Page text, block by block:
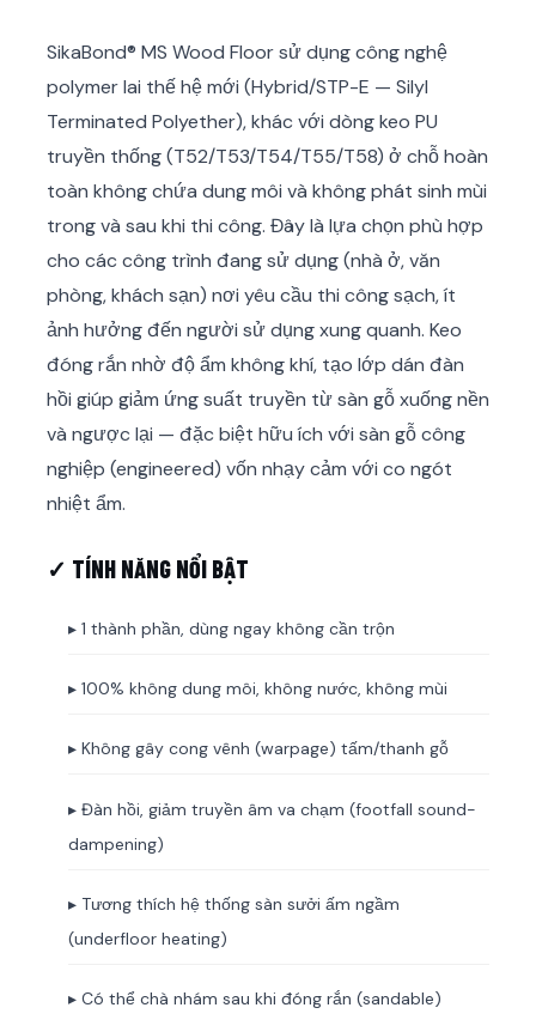
SikaBond® MS Wood Floor sử dụng công nghệ
polymer lai thế hệ mới (Hybrid/STP-E — Silyl
Terminated Polyether), khác với dòng keo PU
truyền thống (T52/T53/T54/T55/T58) ở chỗ hoàn
toàn không chứa dung môi và không phát sinh mùi
trong và sau khi thi công. Đây là lựa chọn phù hợp
cho các công trình đang sử dụng (nhà ở, văn
phòng, khách sạn) nơi yêu cầu thi công sạch, ít
ảnh hưởng đến người sử dụng xung quanh. Keo
đóng rắn nhờ độ ẩm không khí, tạo lớp dán đàn
hồi giúp giảm ứng suất truyền từ sàn gỗ xuống nền
và ngược lại — đặc biệt hữu ích với sàn gỗ công
nghiệp (engineered) vốn nhạy cảm với co ngót
nhiệt ẩm.
✓ TÍNH NĂNG NỔI BẬT
▸ 1 thành phần, dùng ngay không cần trộn
▸ 100% không dung môi, không nước, không mùi
▸ Không gây cong vênh (warpage) tấm/thanh gỗ
▸ Đàn hồi, giảm truyền âm va chạm (footfall sound-
dampening)
▸ Tương thích hệ thống sàn sưởi ấm ngầm
(underfloor heating)
▸ Có thể chà nhám sau khi đóng rắn (sandable)